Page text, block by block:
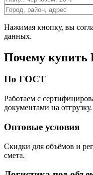
Нажимая кнопку, вы
данных.
Почему купить
По ГОСТ
Работаем с
документами на отгрузку.
Оптовые условия
Скидки для объёмов и
смета.